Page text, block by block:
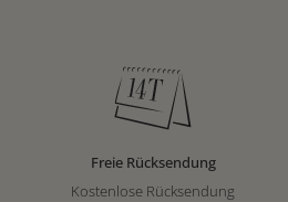
Freie Rücksendung
Kostenlose Rücksendung